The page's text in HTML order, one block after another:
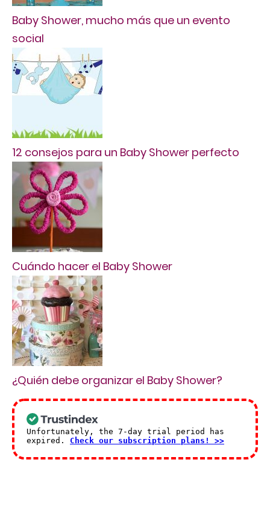
Baby Shower, mucho más que un evento
social
12 consejos para un Baby Shower perfecto
Cuándo hacer el Baby Shower
¿Quién debe organizar el Baby Shower?